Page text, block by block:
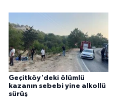
Geçitköy'deki ölümlü
kazanın sebebi yine alkollü
sürüş